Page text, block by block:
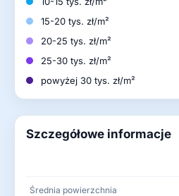
15-20 tys. zł/m²
20-25 tys. zł/m²
25-30 tys. zł/m²
powyżej 30 tys. zł/m²
Szczegółowe informacje
Średnia powierzchnia